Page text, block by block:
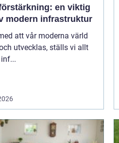
en viktig
modern infrastruktur
att vår moderna värld
utvecklas, ställs vi allt